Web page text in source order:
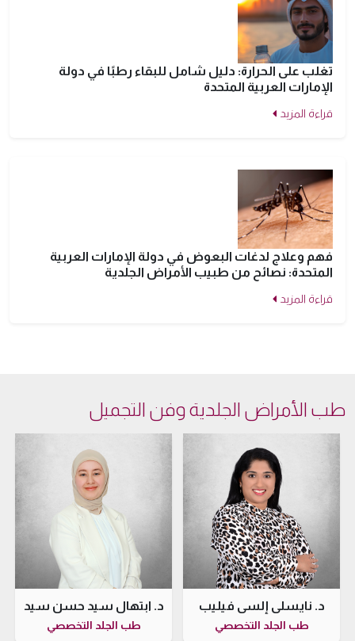
تغلب على الحرارة: دليل شامل للبقاء رطبًا في دولة
الإمارات العربية المتحدة
قراءة المزيد
فهم وعلاج لدغات البعوض في دولة الإمارات العربية
المتحدة: نصائح من طبيب الأمراض الجلدية
قراءة المزيد
طب الأمراض الجلدية وفن التجميل
د. نايسلي إلسي فيليب
طب الجلد التخصصي
د. ابتهال سيد حسن سيد
طب الجلد التخصصي